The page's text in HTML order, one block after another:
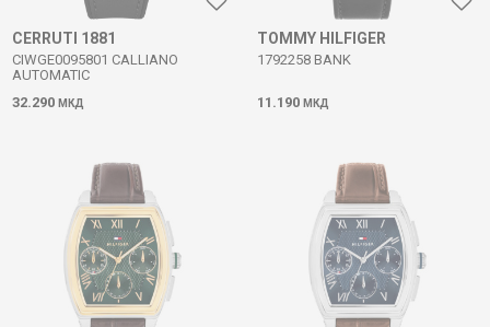
CERRUTI 1881
CIWGE0095801 CALLIANO
AUTOMATIC
32.290 МКД
TOMMY HILFIGER
1792258 BANK
11.190 МКД